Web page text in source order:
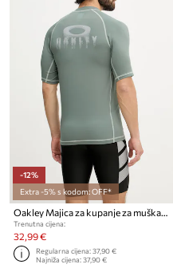
-12%
Extra -5% s kodom: OFF*
Oakley Majica za kupanje za muškarce
Trenutna cijena:
32,99 €
Regularna cijena:37,90 €
Najniža cijena:37,90 €